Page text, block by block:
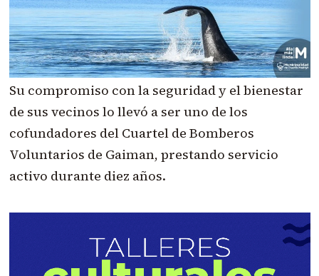
Su compromiso con la seguridad y el bienestar
de sus vecinos lo llevó a ser uno de los
cofundadores del Cuartel de Bomberos
Voluntarios de Gaiman, prestando servicio
activo durante diez años.